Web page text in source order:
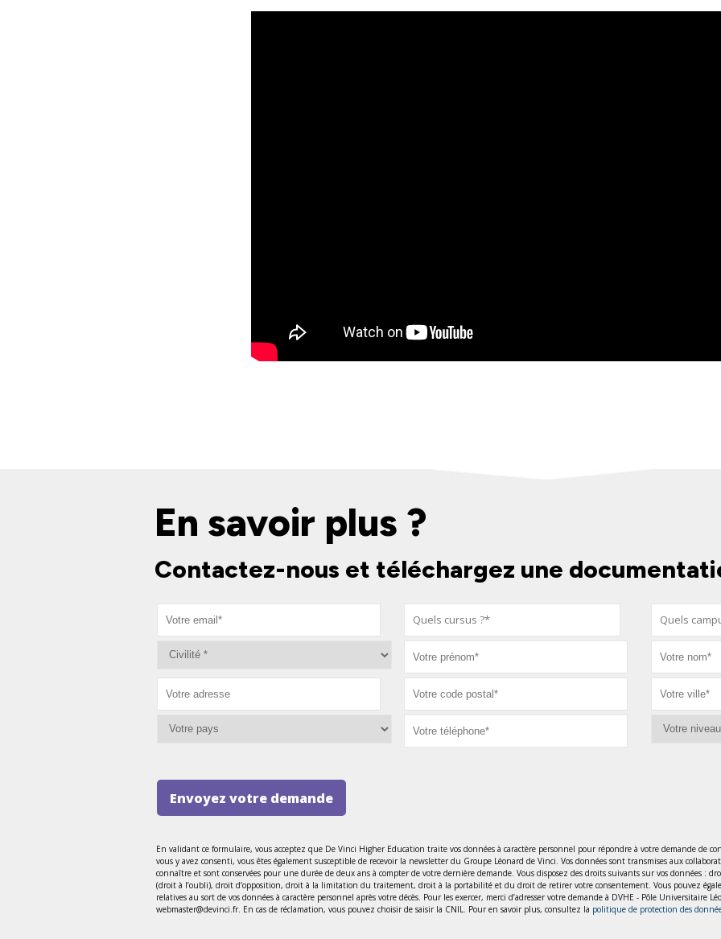
En savoir plus ?
Contactez-nous et téléchargez une
Envoyez votre demande
En validant ce formulaire, vous acceptez que De Vinci Higher Education traite vos données à caractère personnel pour répondre à votre demande de
vous y avez consenti, vous êtes également susceptible de recevoir la newsletter du Groupe Léonard de Vinci. Vos données sont transmises aux
connaître et sont conservées pour une durée de deux ans à compter de votre dernière demande. Vous disposez des droits suivants sur vos données :
(droit à l’oubli), droit d’opposition, droit à la limitation du traitement, droit à la portabilité et du droit de retirer votre consentement. Vous pouvez
relatives au sort de vos données à caractère personnel après votre décès. Pour les exercer, merci d’adresser votre demande à DVHE - Pôle Universitaire
webmaster@devinci.fr. En cas de réclamation, vous pouvez choisir de saisir la CNIL. Pour en savoir plus, consultez la politique de protection des